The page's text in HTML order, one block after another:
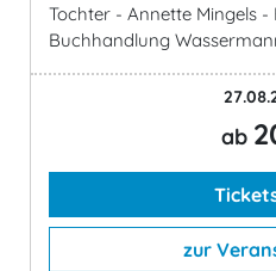
Tochter - Annette Mingels -
Buchhandlung
ab
zur